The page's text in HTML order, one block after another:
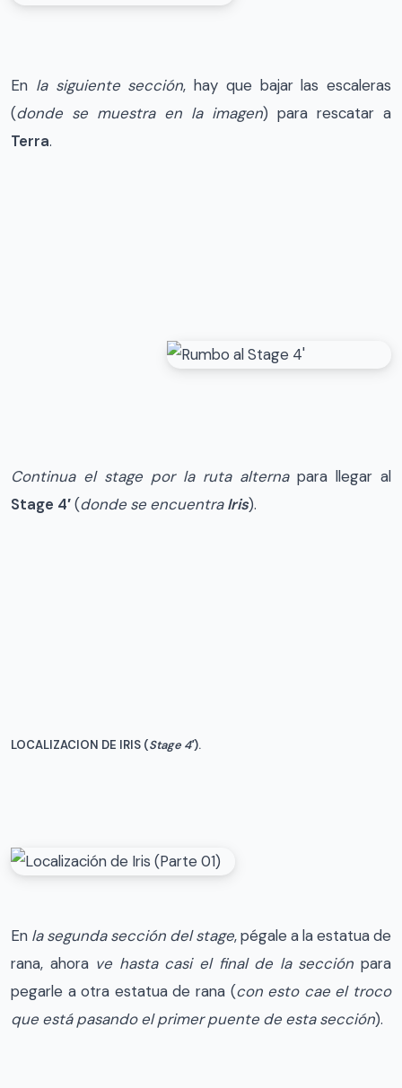
En la siguiente sección, hay que bajar las escaleras
(donde se muestra en la imagen) para rescatar a
Terra.
Continua el stage por la ruta alternapara llegar al
Stage 4′(donde se encuentraIris).
LOCALIZACION DE IRIS (Stage 4′).
En la segunda sección del stage, pégale a la estatua de
rana, ahora ve hasta casi el final de la sección para
pegarle a otra estatua de rana (con esto cae el troco
que está pasando el primer puente de esta sección).